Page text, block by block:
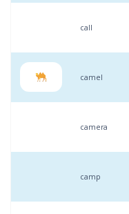
call
camel
camera
camp